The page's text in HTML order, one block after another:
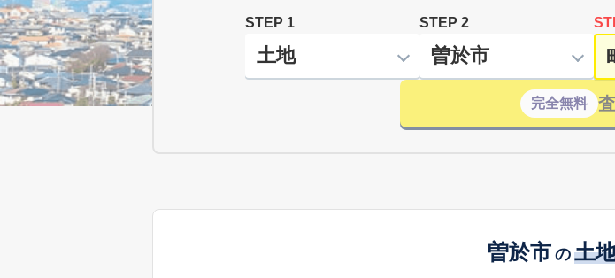
STEP 1 STEP 2
完全無料
曽於市 の 土